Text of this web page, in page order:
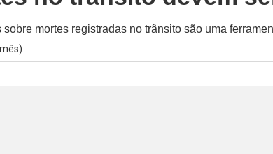
mortes registradas no trânsito são uma